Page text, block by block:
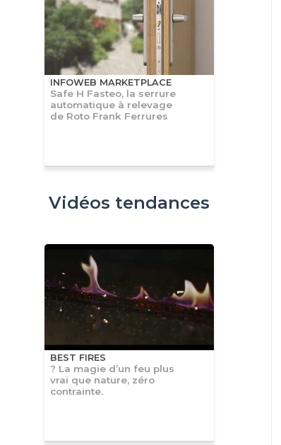
INFOWEB MARKETPLACE
Safe H Fasteo, la serrure
automatique à relevage
de Roto Frank Ferrures
Vidéos tendances
BEST FIRES
? La magie d’un feu plus
vrai que nature, zéro
contrainte.